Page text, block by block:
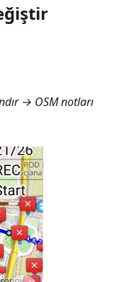
→ OSM notları